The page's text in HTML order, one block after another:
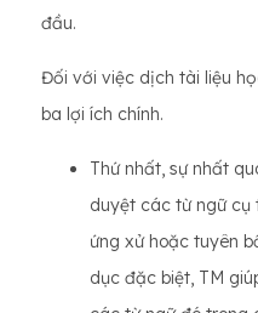
đầu.
Đối với việc dịch tài liệu
ba lợi ích chính.
Thứ nhất, sự nhất
duyệt các từ ngữ cụ
ứng xử hoặc tuyên
dục đặc biệt, TM